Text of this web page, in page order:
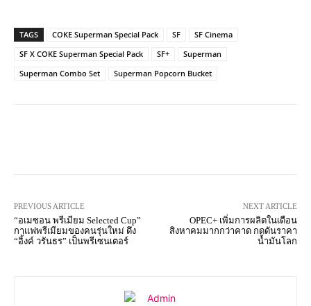
TAGS COKE Superman Special Pack SF
SF Cinema
SF X COKE Superman Special Pack
SF+
Superman
Superman Combo Set
Superman Popcorn Bucket
PREVIOUS ARTICLE
“อเมซอน พรีเมียม Selected Cup”
กาแฟพรีเมียมของคนรุ่นใหม่ ดึง
“อิ้งค์ วรันธร” เป็นพรีเซนเตอร์
NEXT ARTICLE
OPEC+ เพิ่มการผลิตในเดือน
สิงหาคมมากกว่าคาด กดดันราคา
น้ำมันโลก